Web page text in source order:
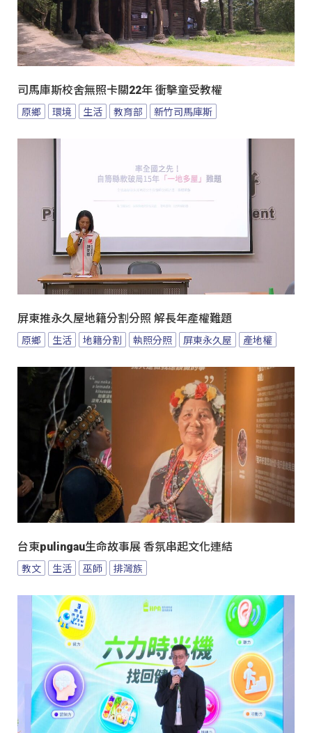
司馬庫斯校舍無照卡關22年 衝擊童受教權
原鄉 環境 生活 教育部 新竹司馬庫斯
屏東推永久屋地籍分割分照 解長年產權難題
原鄉 生活 地籍分割 執照分照 屏東永久屋 產地權
台東pulingau生命故事展 香氛串起文化連結
教文 生活 巫師 排灣族